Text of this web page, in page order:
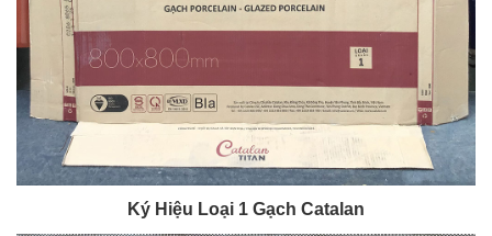
Ký Hiệu Loại 1 Gạch Catalan